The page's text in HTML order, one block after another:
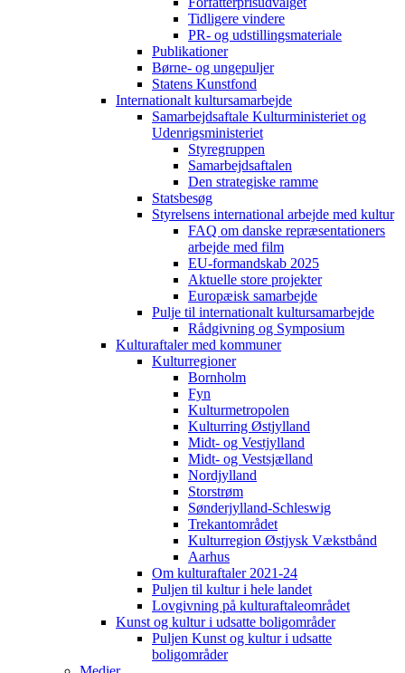
Tidligere vindere
PR- og udstillingsmateriale
Publikationer
Børne- og ungepuljer
Statens Kunstfond
Internationalt kultursamarbejde
Samarbejdsaftale Kulturministeriet og
Udenrigsministeriet
Styregruppen
Samarbejdsaftalen
Den strategiske ramme
Statsbesøg
Styrelsens international arbejde med kultur
FAQ om danske repræsentationers
arbejde med film
EU-formandskab 2025
Aktuelle store projekter
Europæisk samarbejde
Pulje til internationalt kultursamarbejde
Rådgivning og Symposium
Kulturaftaler med kommuner
Kulturregioner
Bornholm
Fyn
Kulturmetropolen
Kulturring Østjylland
Midt- og Vestjylland
Midt- og Vestsjælland
Nordjylland
Storstrøm
Sønderjylland-Schleswig
Trekantområdet
Kulturregion Østjysk Vækstbånd
Aarhus
Om kulturaftaler 2021-24
Puljen til kultur i hele landet
Lovgivning på kulturaftaleområdet
Kunst og kultur i udsatte boligområder
Puljen Kunst og kultur i udsatte
boligområder